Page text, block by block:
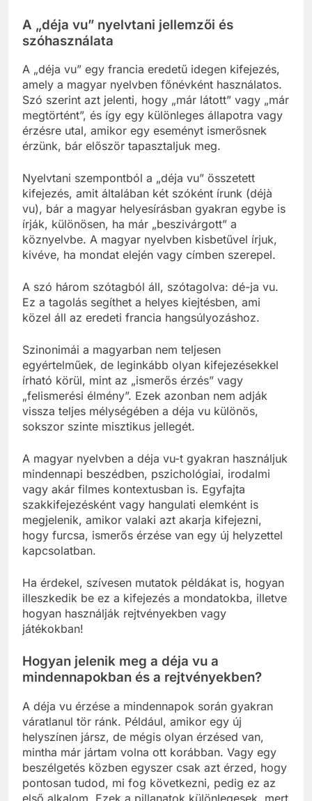
A „déja vu” nyelvtani jellemzői és
szóhasználata
A „déja vu” egy francia eredetű idegen kifejezés,
amely a magyar nyelvben főnévként használatos.
Szó szerint azt jelenti, hogy „már látott” vagy „már
megtörtént”, és így egy különleges állapotra vagy
érzésre utal, amikor egy eseményt ismerősnek
érzünk, bár először tapasztaljuk meg.
Nyelvtani szempontból a „déja vu” összetett
kifejezés, amit általában két szóként írunk (déjà
vu), bár a magyar helyesírásban gyakran egybe is
írják, különösen, ha már „beszivárgott” a
köznyelvbe. A magyar nyelvben kisbetűvel írjuk,
kivéve, ha mondat elején vagy címben szerepel.
A szó három szótagból áll, szótagolva: dé-ja vu.
Ez a tagolás segíthet a helyes kiejtésben, ami
közel áll az eredeti francia hangsúlyozáshoz.
Szinonimái a magyarban nem teljesen
egyértelműek, de leginkább olyan kifejezésekkel
írható körül, mint az „ismerős érzés” vagy
„felismerési élmény”. Ezek azonban nem adják
vissza teljes mélységében a déja vu különös,
sokszor szinte misztikus jellegét.
A magyar nyelvben a déja vu-t gyakran használjuk
mindennapi beszédben, pszichológiai, irodalmi
vagy akár filmes kontextusban is. Egyfajta
szakkifejezésként vagy hangulati elemként is
megjelenik, amikor valaki azt akarja kifejezni,
hogy furcsa, ismerős érzése van egy új helyzettel
kapcsolatban.
Ha érdekel, szívesen mutatok példákat is, hogyan
illeszkedik be ez a kifejezés a mondatokba, illetve
hogyan használják rejtvényekben vagy
játékokban!
Hogyan jelenik meg a déja vu a
mindennapokban és a rejtvényekben?
A déja vu érzése a mindennapok során gyakran
váratlanul tör ránk. Például, amikor egy új
helyszínen jársz, de mégis olyan érzésed van,
mintha már jártam volna ott korábban. Vagy egy
beszélgetés közben egyszer csak azt érzed, hogy
pontosan tudod, mi fog következni, pedig ez az